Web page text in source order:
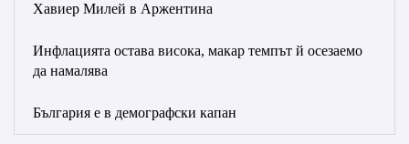
Хавиер Милей в Аржентина
Инфлацията остава висока, макар темпът й осезаемо
да намалява
България е в демографски капан